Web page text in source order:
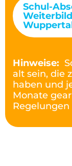
Schul-
Hinweise:
alt sein, die
haben und
Monate